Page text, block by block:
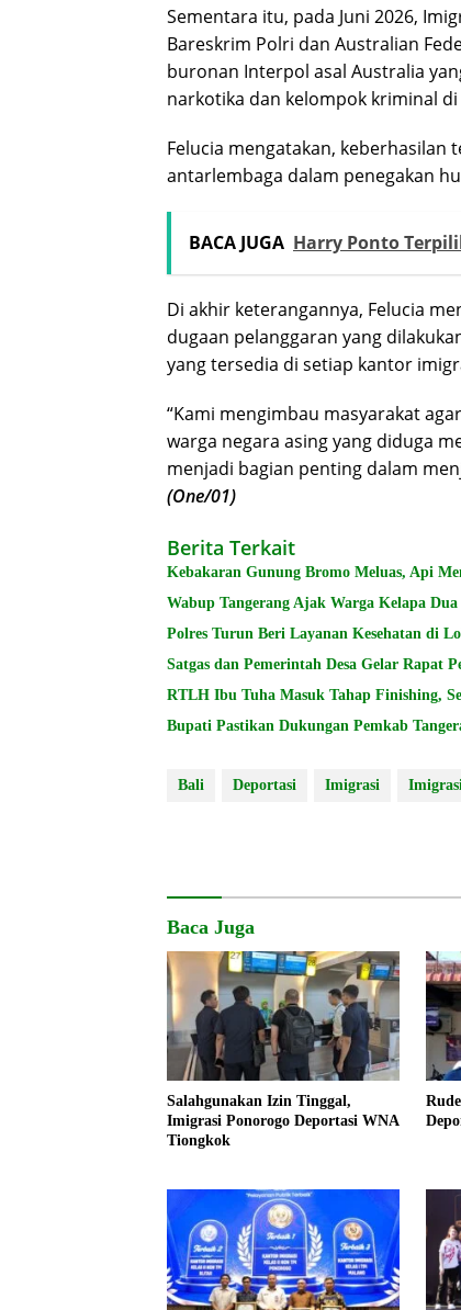
Sementara itu, pada Juni 2026,
Bareskrim Polri dan Australian
buronan Interpol asal Australia
narkotika dan kelompok kriminal di
Felucia mengatakan,
antarlembaga dalam penegakan
BACA JUGA Harry Ponto
Di akhir keterangannya, Felucia
dugaan pelanggaran yang
yang tersedia di setiap kantor
“Kami mengimbau masyarakat
warga negara asing yang diduga
menjadi bagian penting dalam
(One/01)
Berita Terkait
Kebakaran Gunung Bromo Meluas, Api
Wabup Tangerang Ajak Warga Kelapa
Polres Turun Beri Layanan Kesehatan di
Satgas dan Pemerintah Desa Gelar Rapat
RTLH Ibu Tuha Masuk Tahap Finishing,
Bupati Pastikan Dukungan Pemkab
Bali Deportasi Imigrasi
Baca Juga
Salahgunakan Izin Tinggal,
Imigrasi Ponorogo Deportasi WNA
Tiongkok